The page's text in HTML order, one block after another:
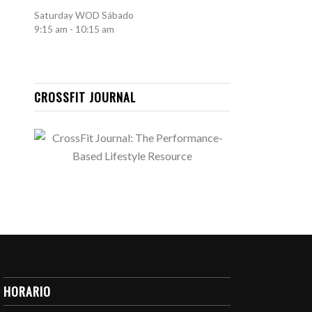
Saturday WOD Sábado
9:15 am - 10:15 am
CROSSFIT JOURNAL
HORARIO